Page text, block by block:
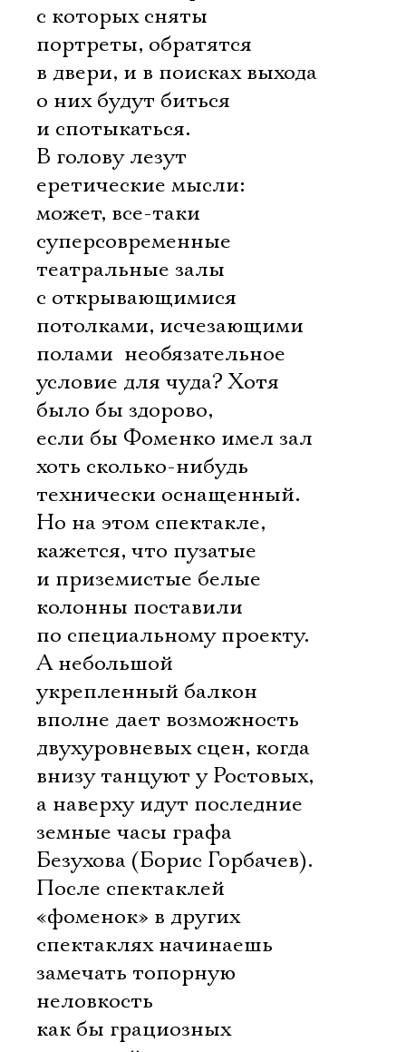
с которых сняты
портреты, обратятся
в двери, и в поисках выхода
о них будут биться
и спотыкаться.
В голову лезут
еретические мысли:
может, все-таки
суперсовременные
театральные залы
с открывающимися
потолками, исчезающими
полами  необязательное
условие для чуда? Хотя
было бы здорово,
если бы Фоменко имел зал
хоть сколько-нибудь
технически оснащенный.
Но на этом спектакле,
кажется, что пузатые
и приземистые белые
колонны поставили
по специальному проекту.
А небольшой
укрепленный балкон
вполне дает возможность
двухуровневых сцен, когда
внизу танцуют у Ростовых,
а наверху идут последние
земные часы графа
Безухова (Борис Горбачев).
После спектаклей
«фоменок» в других
спектаклях начинаешь
замечать топорную
неловкость
как бы грациозных